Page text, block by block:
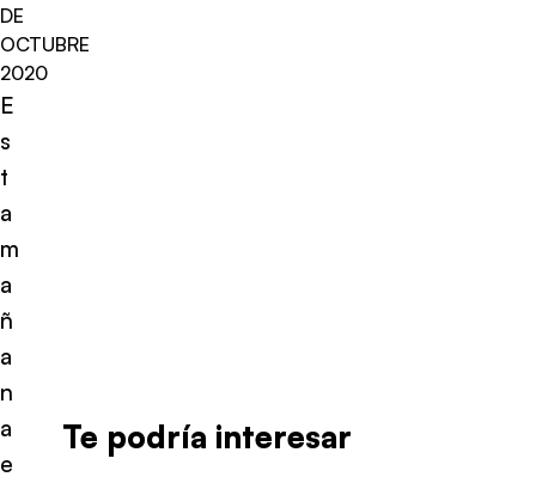
DE
OCTUBRE
2020
E
s
t
a
m
a
ñ
a
n
a
e
Te podría interesar